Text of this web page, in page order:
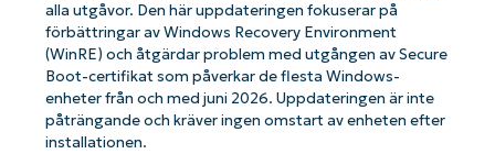
alla utgåvor. Den här uppdateringen fokuserar på
förbättringar av Windows Recovery Environment
(WinRE) och åtgärdar problem med utgången av Secure
Boot-certifikat som påverkar de flesta Windows-
enheter från och med juni 2026. Uppdateringen är inte
påträngande och kräver ingen omstart av enheten efter
installationen.